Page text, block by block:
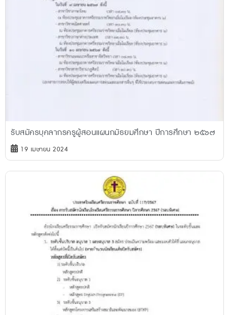
รับสมัครบุคลากรครูผู้สอนแผนกมัธยมศึกษา ปีการศึกษา ๒๕๖๗
19 เมษายน 2024